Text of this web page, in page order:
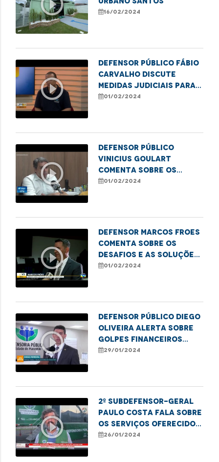
16/02/2024
play_circle_outline
Defensor público Fábio
Carvalho discute
medidas judiciais para
assegurar o
01/02/2024
play_circle_outline
Defensor público
Vinicius Goulart
comenta sobre os
casos de maus-tratos
01/02/2024
play_circle_outline
Defensor Marcos Froes
comenta sobre os
desafios e as soluções
para combater os
01/02/2024
play_circle_outline
Defensor público Diego
Oliveira alerta sobre
golpes financeiros
contra idosos
29/01/2024
play_circle_outline
2º Subdefensor-Geral
Paulo Costa fala sobre
os serviços oferecidos
pela Carreta dos
26/01/2024